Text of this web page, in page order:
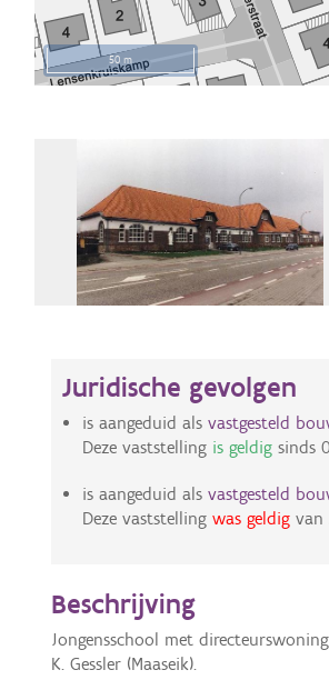
50 m
Juridische gevolgen
is aangeduid als vastgesteld
Deze vaststelling is geldigsinds
is aangeduid als vastgesteld
Deze vaststelling was geldigvan
Beschrijving
Jongensschool met
K. Gessler (Maaseik).